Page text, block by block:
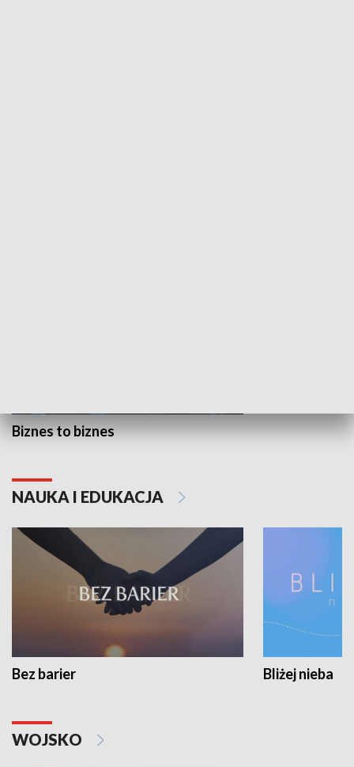
Biznes to biznes
NAUKA I EDUKACJA
Bez barier Bliżej nieba
WOJSKO